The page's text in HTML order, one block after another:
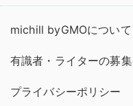
michill byGMOについて
有識者・ライターの募集
プライバシーポリシー